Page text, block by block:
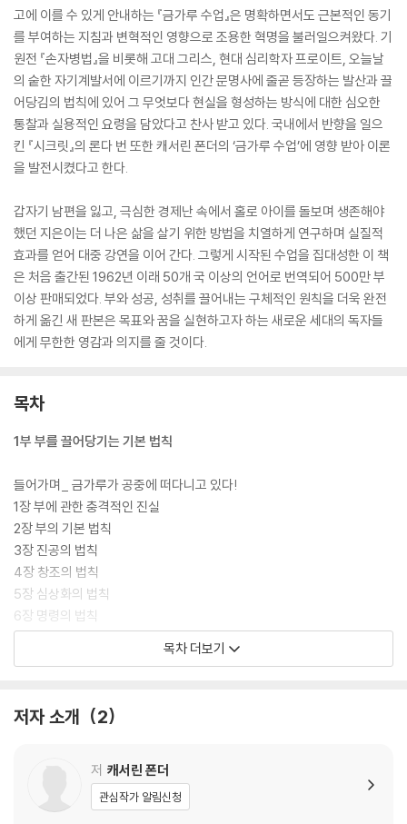
고에 이를 수 있게 안내하는 『금가루 수업』은 명확하면서도 근본적인 동기
를 부여하는 지침과 변혁적인 영향으로 조용한 혁명을 불러일으켜왔다. 기
원전 『손자병법』을 비롯해 고대 그리스, 현대 심리학자 프로이트, 오늘날
의 숱한 자기계발서에 이르기까지 인간 문명사에 줄곧 등장하는 발산과 끌
어당김의 법칙에 있어 그 무엇보다 현실을 형성하는 방식에 대한 심오한
통찰과 실용적인 요령을 담았다고 찬사 받고 있다. 국내에서 반향을 일으
킨 『시크릿』의 론다 번 또한 캐서린 폰더의 ‘금가루 수업’에 영향 받아 이론
을 발전시켰다고 한다.
갑자기 남편을 잃고, 극심한 경제난 속에서 홀로 아이를 돌보며 생존해야
했던 지은이는 더 나은 삶을 살기 위한 방법을 치열하게 연구하며 실질적
효과를 얻어 대중 강연을 이어 간다. 그렇게 시작된 수업을 집대성한 이 책
은 처음 출간된 1962년 이래 50개 국 이상의 언어로 번역되어 500만 부
이상 판매되었다. 부와 성공, 성취를 끌어내는 구체적인 원칙을 더욱 완전
하게 옮긴 새 판본은 목표와 꿈을 실현하고자 하는 새로운 세대의 독자들
에게 무한한 영감과 의지를 줄 것이다.
목차
1부 부를 끌어당기는 기본 법칙
들어가며_ 금가루가 공중에 떠다니고 있다!
1장 부에 관한 충격적인 진실
2장 부의 기본 법칙
3장 진공의 법칙
4장 창조의 법칙
5장 심상화의 법칙
6장 명령의 법칙
7장 증가의 법칙
2부 부를 불러오는 다른 법칙들
들어가며_ 당신을 위한 더 많은 금가루가 있다!
10장 사랑과 선의의 법칙
11장 당신도 재정적 독립을 이룰 수 있다
목차 더보기
저자 소개 2
저 캐서린 폰더
관심작가 알림신청